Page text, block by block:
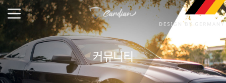
커뮤니티